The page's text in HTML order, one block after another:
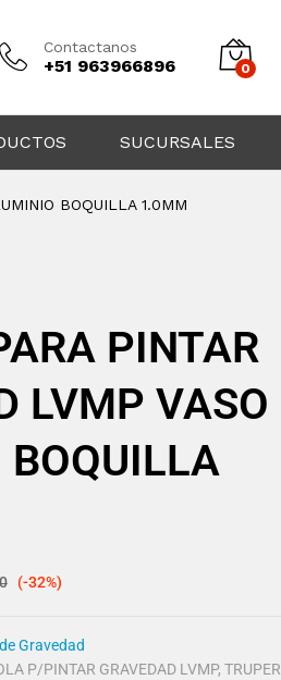
Contactanos
+51 963966896 0
SUCURSALES
BOQUILLA 1.0MM
PINTAR
LVMP VASO
(-32%)
Gravedad
P/PINTAR GRAVEDAD LVMP, TRUPER